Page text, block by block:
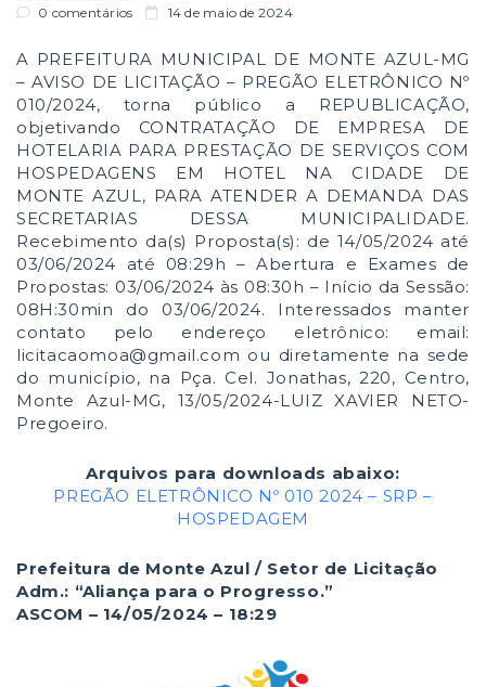
0 comentários
14 de maio de 2024
A PREFEITURA MUNICIPAL DE MONTE AZUL-MG
– AVISO DE LICITAÇÃO – PREGÃO ELETRÔNICO Nº
010/2024, torna público a REPUBLICAÇÃO,
objetivando CONTRATAÇÃO DE EMPRESA DE
HOTELARIA PARA PRESTAÇÃO DE SERVIÇOS COM
HOSPEDAGENS EM HOTEL NA CIDADE DE
MONTE AZUL, PARA ATENDER A DEMANDA DAS
SECRETARIAS DESSA MUNICIPALIDADE.
Recebimento da(s) Proposta(s): de 14/05/2024 até
03/06/2024 até 08:29h – Abertura e Exames de
Propostas: 03/06/2024 às 08:30h – Início da Sessão:
08H:30min do 03/06/2024. Interessados manter
contato pelo endereço eletrônico: email:
licitacaomoa@gmail.com ou diretamente na sede
do município, na Pça. Cel. Jonathas, 220, Centro,
Monte Azul-MG, 13/05/2024-LUIZ XAVIER NETO-
Pregoeiro.
Arquivos para downloads abaixo:
PREGÃO ELETRÔNICO Nº 010 2024 – SRP –
HOSPEDAGEM
Prefeitura de Monte Azul / Setor de Licitação
Adm.: “Aliança para o Progresso.”
ASCOM – 14/05/2024 – 18:29